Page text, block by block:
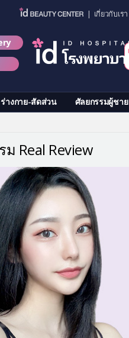
| เกี่ยวกับเรา
ร่างกาย-สัดส่วน ศัลยกรรมผู้ชาย
Real Review